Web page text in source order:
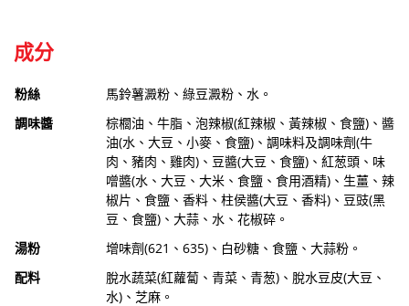
成分
粉絲
馬鈴薯澱粉、綠豆澱粉、水。
調味醬
棕櫚油、牛脂、泡辣椒(紅辣椒、黃辣椒、食鹽)、醬
油(水、大豆、小麥、食鹽)、調味料及調味劑(牛
肉、豬肉、雞肉)、豆醬(大豆、食鹽)、紅葱頭、味
噌醬(水、大豆、大米、食鹽、食用酒精)、生薑、辣
椒片、食鹽、香料、柱侯醬(大豆、香料)、豆豉(黑
豆、食鹽)、大蒜、水、花椒碎。
湯粉
增味劑(621、635)、白砂糖、食鹽、大蒜粉。
配料
脫水蔬菜(紅蘿蔔、青菜、青葱)、脫水豆皮(大豆、
水)、芝麻。